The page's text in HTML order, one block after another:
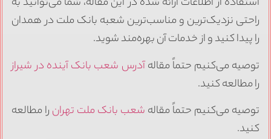
راحتی نزدیک‌ترین و مناسب‌ترین شعبه بانک ملت در همدان
را پیدا کنید و از خدمات آن بهره‌مند شوید.
توصیه می‌کنیم حتماً مقالهآدرس شعب بانک آینده در شیراز
را مطالعه کنید.
توصیه می‌کنیم حتماً مقاله شعب بانک ملت تهرانرا مطالعه
کنید.